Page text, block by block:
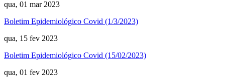
qua, 01 mar 2023
Boletim Epidemiológico Covid (1/3/2023)
qua, 15 fev 2023
Boletim Epidemiológico Covid (15/02/2023)
qua, 01 fev 2023